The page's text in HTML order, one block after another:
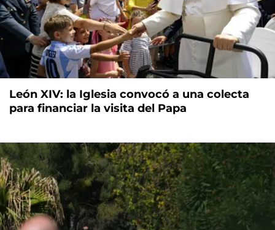
León XIV: la Iglesia convocó a una colecta
para financiar la visita del Papa